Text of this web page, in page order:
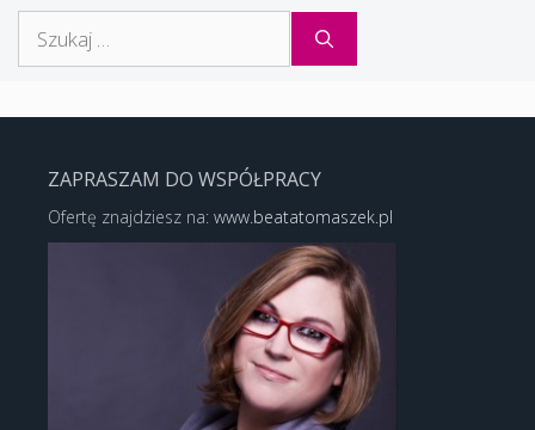
ZAPRASZAM DO WSPÓŁPRACY
Ofertę znajdziesz na: www.beatatomaszek.pl